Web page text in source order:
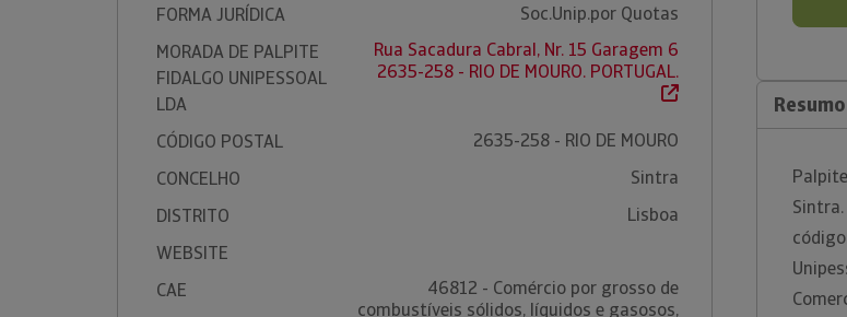
FORMA JURÍDICA
Soc.Unip.por Quotas
MORADA DE PALPITE
FIDALGO UNIPESSOAL
LDA
Rua Sacadura Cabral, Nr. 15 Garagem 6
2635-258 - RIO DE MOURO. PORTUGAL.
CÓDIGO POSTAL
2635-258 - RIO DE MOURO
CONCELHO
Sintra
DISTRITO
Lisboa
WEBSITE
CAE
46812 - Comércio por grosso de
combustíveis sólidos, líquidos e gasosos,